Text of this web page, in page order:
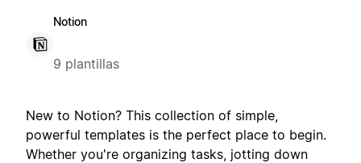
Notion
9 plantillas
New to Notion? This collection of simple,
powerful templates is the perfect place to begin.
Whether you're organizing tasks, jotting down